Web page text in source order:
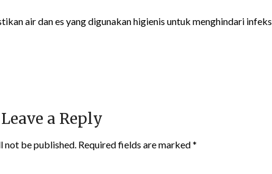
air dan es yang digunakan higienis untuk menghindari
Leave a Reply
not be published. Required fields are marked*